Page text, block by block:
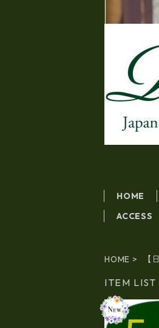
HOME
ACCESS
HOME 【
ITEM LIST